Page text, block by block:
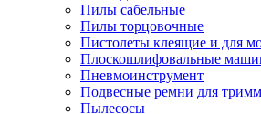
Пилы сабельные
Пилы торцовочные
Пистолеты клеящие и для
Плоскошлифовальные
Пневмоинструмент
Подвесные ремни для
Пылесосы